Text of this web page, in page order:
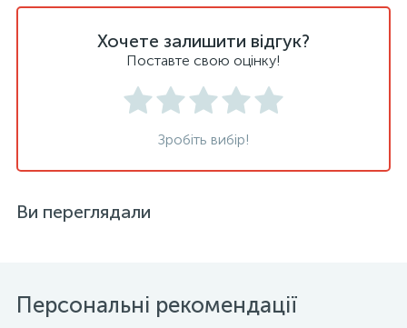
Хочете залишити відгук?
Поставте свою оцінку!
Зробіть вибір!
Ви переглядали
Персональні рекомендації